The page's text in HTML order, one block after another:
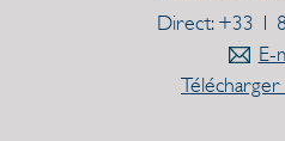
Direct: +33 1
E-